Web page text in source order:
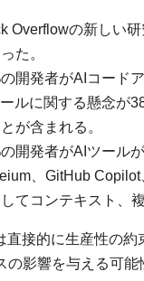
Overflowの新しい
た。
開発者がAIコード
ルに関する懸念が
が含まれる。
開発者がAIツール
、GitHub
てコンテキスト、
直接的に生産性の
の影響を与える可能